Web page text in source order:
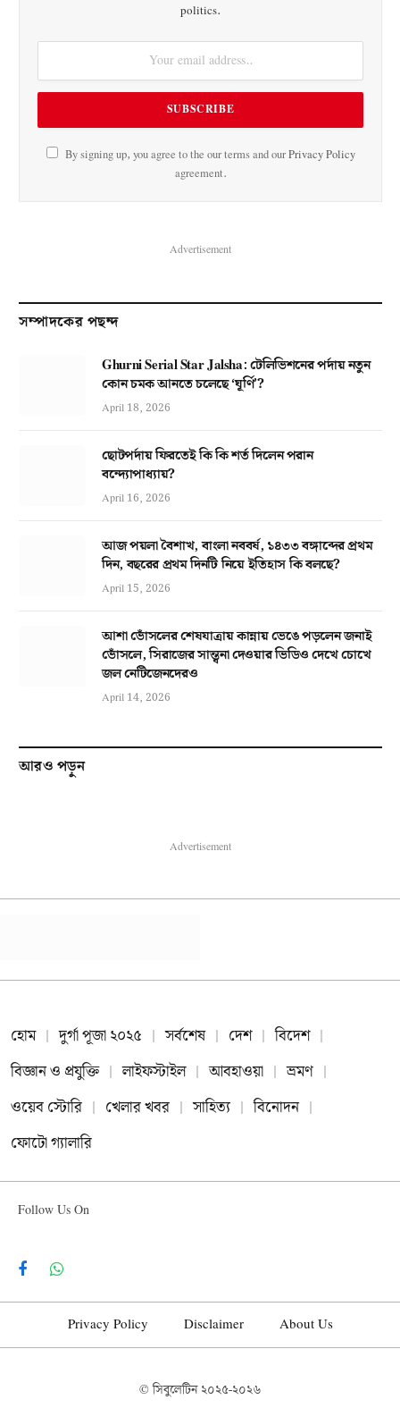
politics.
By signing up, you agree to the our terms and ourPrivacy Policy
agreement.
Advertisement
সম্পাদকের পছন্দ
Ghurni Serial Star Jalsha: টেলিভিশনের পর্দায় নতুন
কোন চমক আনতে চলেছে ‘ঘূর্ণি’?
April 18, 2026
ছোটপর্দায় ফিরতেই কি কি শর্ত দিলেন পরান
বন্দ্যোপাধ্যায়?
April 16, 2026
আজ পয়লা বৈশাখ, বাংলা নববর্ষ, ১৪৩৩ বঙ্গাব্দের প্রথম
দিন, বছরের প্রথম দিনটি নিয়ে ইতিহাস কি বলছে?
April 15, 2026
আশা ভোঁসলের শেষযাত্রায় কান্নায় ভেঙে পড়লেন জনাই
ভোঁসলে, সিরাজের সান্ত্বনা দেওয়ার ভিডিও দেখে চোখে
জল নেটিজেনদেরও
April 14, 2026
আরও পড়ুন
Advertisement
হোম দুর্গা পূজা ২০২৫ সর্বশেষ দেশ
বিদেশ
বিজ্ঞান ও প্রযুক্তি
লাইফস্টাইল আবহাওয়া
ভ্রমণ
ওয়েব স্টোরি
খেলার খবর সাহিত্য
বিনোদন
ফোটো গ্যালারি
Follow Us On
FacebookWhatsApp
Privacy Policy Disclaimer About Us
© সিবুলেটিন২০২৫-২০২৬